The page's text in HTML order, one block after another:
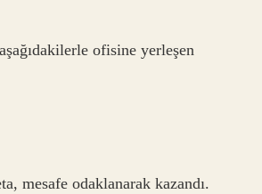
ofisine yerleşen
mesafe odaklanarak kazandı.